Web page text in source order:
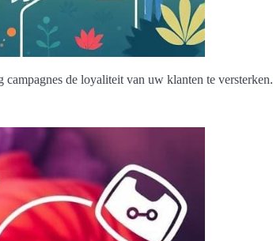
de loyaliteit van uw klanten te versterken.